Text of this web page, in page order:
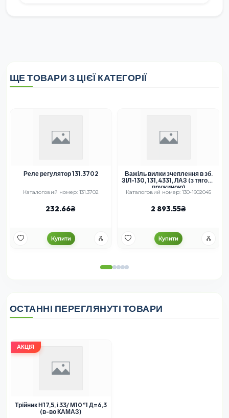
ЩЕ ТОВАРИ З ЦІЄЇ КАТЕГОРІЇ
Реле регулятор 131.3702
Каталоговий номер: 131.3702
232.66
Купити
Важіль вилки зчеплення в зб.
ЗІЛ-130, 131, 4331, ЛАЗ (з тягою і
пружиною)
Каталоговий номер: 130-1602045
2 893.55
Купити
ОСТАННІ ПЕРЕГЛЯНУТІ ТОВАРИ
АКЦІЯ
Трійник Н17,5, і 33/ М10*1 Д=6,3
(в-во КАМАЗ)